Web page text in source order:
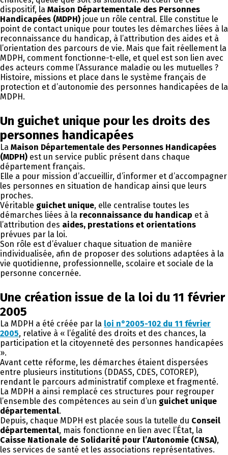
dispositif, la Maison Départementale des Personnes
Handicapées (MDPH) joue un rôle central. Elle constitue le
point de contact unique pour toutes les démarches liées à la
reconnaissance du handicap, à l’attribution des aides et à
l’orientation des parcours de vie. Mais que fait réellement la
MDPH, comment fonctionne-t-elle, et quel est son lien avec
des acteurs comme l’Assurance maladie ou les mutuelles ?
Histoire, missions et place dans le système français de
protection et d’autonomie des personnes handicapées de la
MDPH.
Un guichet unique pour les droits des
personnes handicapées
La Maison Départementale des Personnes Handicapées
(MDPH) est un service public présent dans chaque
département français.
Elle a pour mission d’accueillir, d’informer et d’accompagner
les personnes en situation de handicap ainsi que leurs
proches.
Véritable guichet unique, elle centralise toutes les
démarches liées à la reconnaissance du handicap et à
l’attribution des aides, prestations et orientations
prévues par la loi.
Son rôle est d’évaluer chaque situation de manière
individualisée, afin de proposer des solutions adaptées à la
vie quotidienne, professionnelle, scolaire et sociale de la
personne concernée.
Une création issue de la loi du 11 février
2005
La MDPH a été créée par la loi n°2005-102 du 11 février
2005, relative à « l’égalité des droits et des chances, la
participation et la citoyenneté des personnes handicapées
».
Avant cette réforme, les démarches étaient dispersées
entre plusieurs institutions (DDASS, CDES, COTOREP),
rendant le parcours administratif complexe et fragmenté.
La MDPH a ainsi remplacé ces structures pour regrouper
l’ensemble des compétences au sein d’un guichet unique
départemental.
Depuis, chaque MDPH est placée sous la tutelle du Conseil
départemental, mais fonctionne en lien avec l’État, la
Caisse Nationale de Solidarité pour l’Autonomie (CNSA),
les services de santé et les associations représentatives.